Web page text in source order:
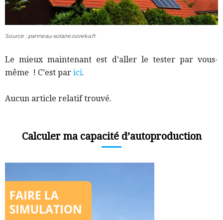
Source : panneau-solaire.ooreka.fr
Le mieux maintenant est d’aller le tester par vous-
même ! C’est par ici.
Aucun article relatif trouvé.
Calculer ma capacité d’autoproduction